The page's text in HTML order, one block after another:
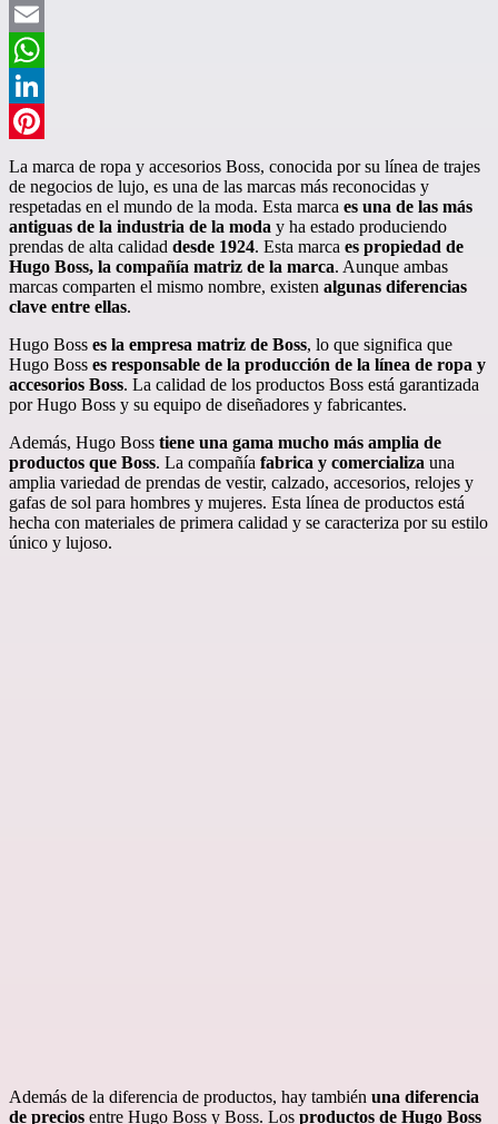
Twitter
Email
WhatsApp
LinkedIn
Pinterest
La marca de ropa y accesorios Boss, conocida por su línea de trajes
de negocios de lujo, es una de las marcas más reconocidas y
respetadas en el mundo de la moda. Esta marca es una de las más
antiguas de la industria de la moda y ha estado produciendo
prendas de alta calidad desde 1924. Esta marca es propiedad de
Hugo Boss, la compañía matriz de la marca. Aunque ambas
marcas comparten el mismo nombre, existen algunas diferencias
clave entre ellas.
Hugo Boss es la empresa matriz de Boss, lo que significa que
Hugo Boss es responsable de la producción de la línea de ropa y
accesorios Boss. La calidad de los productos Boss está garantizada
por Hugo Boss y su equipo de diseñadores y fabricantes.
Además, Hugo Boss tiene una gama mucho más amplia de
productos que Boss. La compañía fabrica y comercializa una
amplia variedad de prendas de vestir, calzado, accesorios, relojes y
gafas de sol para hombres y mujeres. Esta línea de productos está
hecha con materiales de primera calidad y se caracteriza por su estilo
único y lujoso.
Además de la diferencia de productos, hay también una diferencia
de precios entre Hugo Boss y Boss. Los productos de Hugo Boss